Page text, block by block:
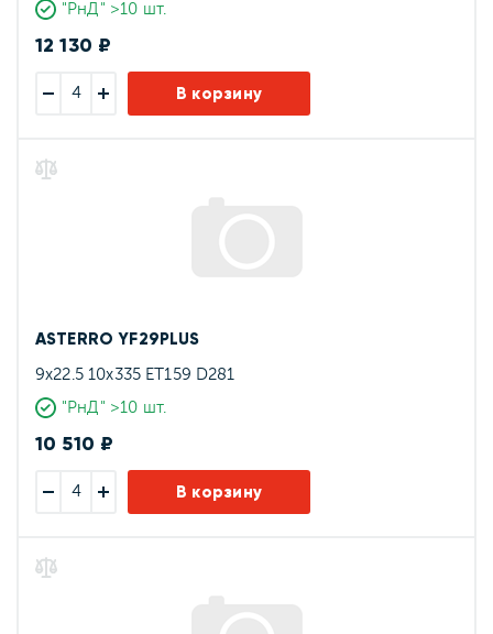
"РнД" >10 шт.
12 130 ₽
В корзину
ASTERRO YF29PLUS
9x22.5 10x335 ET159 D281
"РнД" >10 шт.
10 510 ₽
В корзину